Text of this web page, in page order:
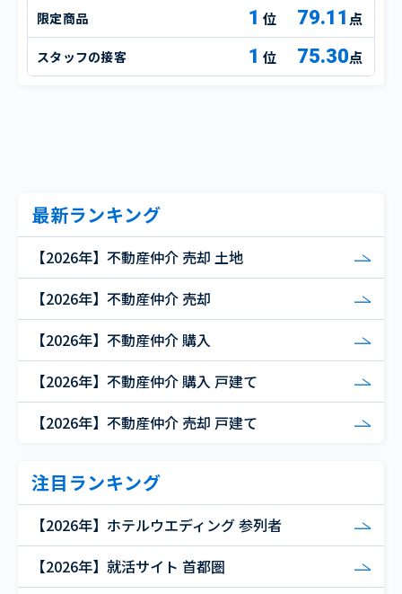
限定商品 1 79.11 点
スタッフの接客 1 75.30点
最新ランキング
【2026年】不動産仲介 売却 土地
【2026年】不動産仲介 売却
【2026年】不動産仲介 購入
【2026年】不動産仲介 購入 戸建て
【2026年】不動産仲介 売却 戸建て
注目ランキング
【2026年】ホテルウエディング 参列者
【2026年】就活サイト 首都圏